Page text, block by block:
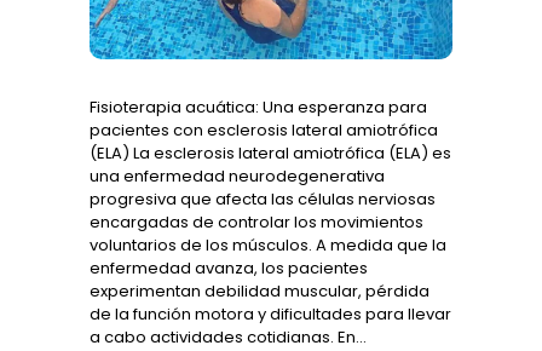
Fisioterapia acuática: Una esperanza para
pacientes con esclerosis lateral amiotrófica
(ELA) La esclerosis lateral amiotrófica (ELA) es
una enfermedad neurodegenerativa
progresiva que afecta las células nerviosas
encargadas de controlar los movimientos
voluntarios de los músculos. A medida que la
enfermedad avanza, los pacientes
experimentan debilidad muscular, pérdida
de la función motora y dificultades para llevar
a cabo actividades cotidianas. En…